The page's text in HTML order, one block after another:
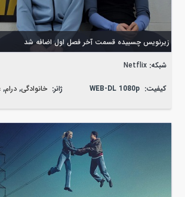
زیرنویس چسبیده قسمت آخر فصل اول اضافه شد
شبکه: Netflix
کیفیت: WEB-DL 1080p ژانر: خانوادگی,درام,